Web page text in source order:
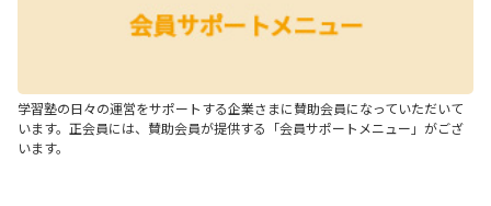
学習塾の日々の運営をサポートする企業さまに賛助会員になっていただいて
います。正会員には、賛助会員が提供する「会員サポートメニュー」がござ
います。